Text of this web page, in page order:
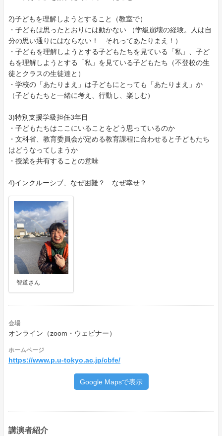
2)子どもを理解しようとすること（教室で）
・子どもは思ったとおりには動かない （学級崩壊の経験。人は自
分の思い通りにはならない！ それってあたりまえ！）
・子どもを理解しようとする子どもたちを見ている「私」、子ど
もを理解しようとする「私」を見ている子どもたち（不登校の生
徒とクラスの生徒達と）
・学校の「あたりまえ」は子どもにとっても「あたりまえ」か
（子どもたちと一緒に考え、行動し、楽しむ）
3)特別支援学級担任3年目
・子どもたちはここにいることをどう思っているのか
・文科省、教育委員会が定める教育課程に合わせると子どもたち
はどうなってしまうか
・授業を共有することの意味
4)インクルーシブ、なぜ困難？ なぜ幸せ？
智道さん
会場
オンライン（zoom・ウェビナー）
ホームページ
https://www.p.u-tokyo.ac.jp/cbfe/
Google Mapsで表示
講演者紹介